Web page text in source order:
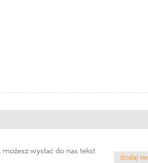
wysłać do nas tekst